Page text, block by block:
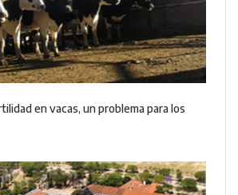
en vacas, un problema para los